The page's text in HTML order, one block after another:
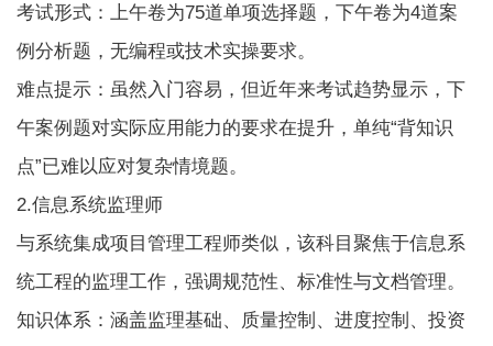
考试形式：上午卷为75道单项选择题，下午卷为4道案
例分析题，无编程或技术实操要求。
难点提示：虽然入门容易，但近年来考试趋势显示，下
午案例题对实际应用能力的要求在提升，单纯“背知识
点”已难以应对复杂情境题。
2.信息系统监理师
与系统集成项目管理工程师类似，该科目聚焦于信息系
统工程的监理工作，强调规范性、标准性与文档管理。
知识体系：涵盖监理基础、质量控制、进度控制、投资